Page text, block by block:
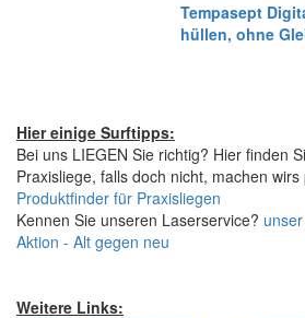
Tempasept
hüllen, ohne
Hier einige Surftipps:
Bei uns LIEGEN Sie richtig? Hier finden
Praxisliege, falls doch nicht, machen wirs
Produktfinder für Praxisliegen
Kennen Sie unseren Laserservice?
Aktion - Alt gegen neu
Weitere Links: